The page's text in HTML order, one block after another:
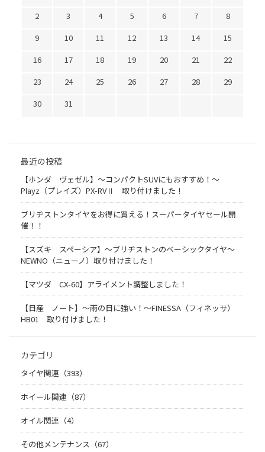
2
3 4 5 6 7
8
9
10 11 12 13 14
15
16
17 18 19 20 21
22
23
24 25 26 27 28
29
30
31
最近の投稿
【ホンダ ヴェゼル】～コンパクトSUVにもおすすめ！～
Playz（プレイズ）PX-RVⅡ 取り付けました！
ブリヂストンタイヤをお得に買える！スーパータイヤセール開
催！！
【スズキ スペーシア】～ブリヂストンのベーシックタイヤ～
NEWNO（ニューノ）取り付けました！
【マツダ CX-60】アライメント調整しました！
【日産 ノート】～雨の日に強い！～FINESSA（フィネッサ）
HB01 取り付けました！
カテゴリ
タイヤ関連（393）
ホイール関連（87）
オイル関連（4）
その他メンテナンス（67）